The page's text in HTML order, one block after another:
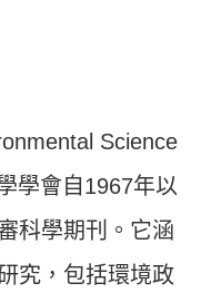
Science
學會自1967年以
科學期刊。它涵
究，包括環境政